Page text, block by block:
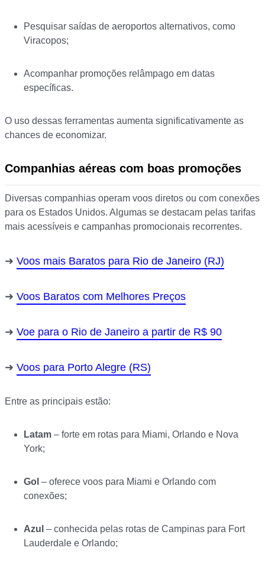
Pesquisar saídas de aeroportos alternativos, como
Viracopos;
Acompanhar promoções relâmpago em datas
específicas.
O uso dessas ferramentas aumenta significativamente as
chances de economizar.
Companhias aéreas com boas promoções
Diversas companhias operam voos diretos ou com conexões
para os Estados Unidos. Algumas se destacam pelas tarifas
mais acessíveis e campanhas promocionais recorrentes.
Voos mais Baratos para Rio de Janeiro (RJ)
Voos Baratos com Melhores Preços
Voe para o Rio de Janeiro a partir de R$ 90
Voos para Porto Alegre (RS)
Entre as principais estão:
Latam – forte em rotas para Miami, Orlando e Nova
York;
Gol – oferece voos para Miami e Orlando com
conexões;
Azul – conhecida pelas rotas de Campinas para Fort
Lauderdale e Orlando;